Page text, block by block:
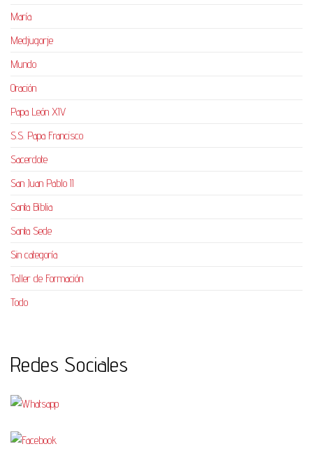
María
Medjugorje
Mundo
Oración
Papa León XIV
S.S. Papa Francisco
Sacerdote
San Juan Pablo II
Santa Biblia
Santa Sede
Sin categoría
Taller de Formación
Todo
Redes Sociales